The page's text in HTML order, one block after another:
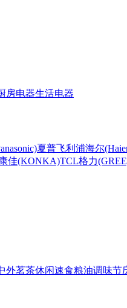
房电器生活电器
夏普飞利浦海尔
康佳(KONKA)TCL格力
外茗茶休闲速食粮油调味节